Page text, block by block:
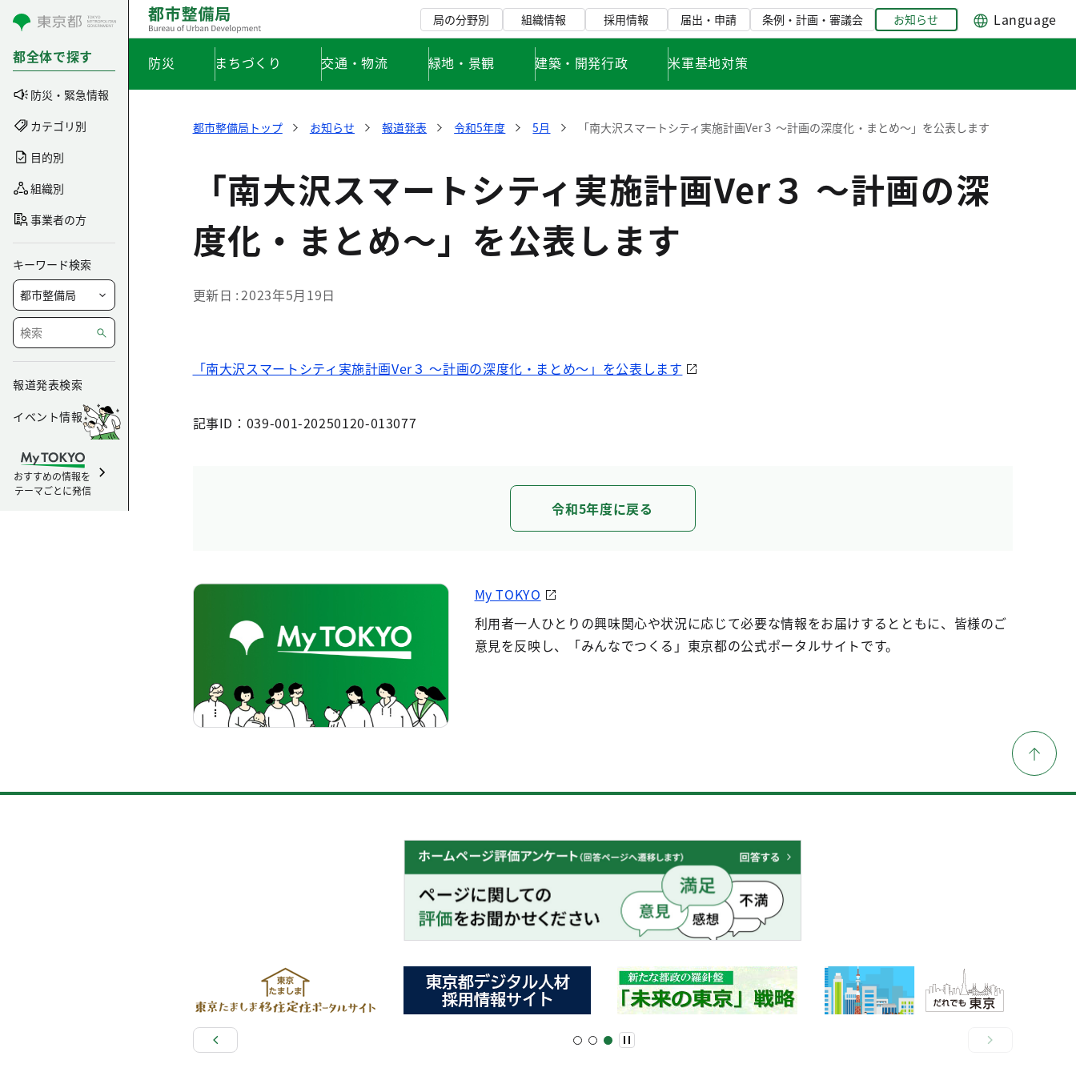
コンテンツにスキップ
都全体で探す
防災・緊急情報
カテゴリ別
目的別
組織別
事業者の方
キーワード検索
報道発表検索
イベント情報
おすすめの情報を
テーマごとに発信
局の分野別 組織情報 採用情報 届出・申請 条例・計画・審議会 お知らせ Language
防災 まちづくり 交通・物流 緑地・景観 建築・開発行政 米軍基地対策
都市整備局トップ お知らせ 報道発表 令和5年度 5月 「南大沢スマートシティ実施計画Ver３ ～計画の深度化・まとめ～」を公表します
「南大沢スマートシティ実施計画Ver３ ～計画の深
度化・まとめ～」を公表します
更新日 2023年5月19日
「南大沢スマートシティ実施計画Ver３ ～計画の深度化・まとめ～」を公表します
記事ID：039-001-20250120-013077
令和5年度に戻る
My TOKYO
利用者一人ひとりの興味関心や状況に応じて必要な情報をお届けするとともに、皆様のご
意見を反映し、「みんなでつくる」東京都の公式ポータルサイトです。